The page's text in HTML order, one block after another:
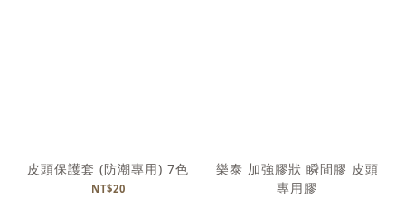
皮頭保護套 (防潮專用) 7色
NT$20
樂泰 加強膠狀 瞬間膠 皮頭
專用膠